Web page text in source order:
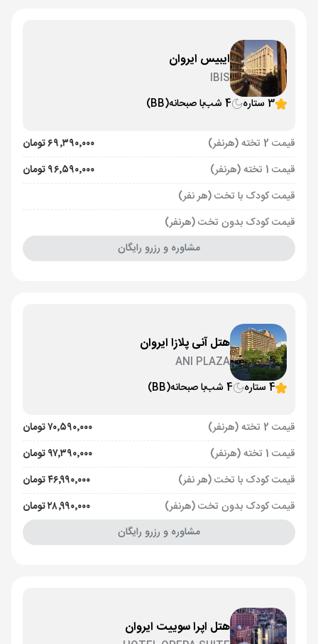
ایبیس ایروان
IBIS
3 ستاره
4 شب با صبحانه(BB)
قیمت 2 تخته (هرنفر)
۶۹٬۳۹۰٬۰۰۰ تومان
قیمت 1 تخته (هرنفر)
۹۶٬۵۹۰٬۰۰۰ تومان
قیمت کودک با تخت (هر نفر)
قیمت کودک بدون تخت (هرنفر)
مشاوره و رزرو رایگان
هتل آنی پلازا ایروان
ANI PLAZA
4 ستاره
4 شب با صبحانه(BB)
قیمت 2 تخته (هرنفر)
۷۰٬۵۹۰٬۰۰۰ تومان
قیمت 1 تخته (هرنفر)
۹۷٬۳۹۰٬۰۰۰ تومان
قیمت کودک با تخت (هر نفر)
۴۶٬۹۹۰٬۰۰۰ تومان
قیمت کودک بدون تخت (هرنفر)
۲۸٬۹۹۰٬۰۰۰ تومان
مشاوره و رزرو رایگان
هتل اپرا سوییت ایروان